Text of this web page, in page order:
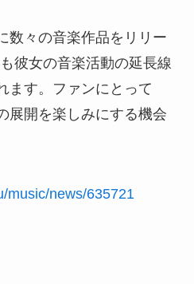
数々の音楽作品をリリー
彼女の音楽活動の延長線
ます。ファンにとって
展開を楽しみにする機会
music/news/635721